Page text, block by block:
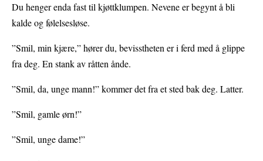
Du henger enda fast til kjøttklumpen. Nevene er begynt å bli
kalde og følelsesløse.
”Smil, min kjære,” hører du, bevisstheten er i ferd med å glippe
fra deg. En stank av råtten ånde.
”Smil, da, unge mann!” kommer det fra et sted bak deg. Latter.
”Smil, gamle ørn!”
”Smil, unge dame!”